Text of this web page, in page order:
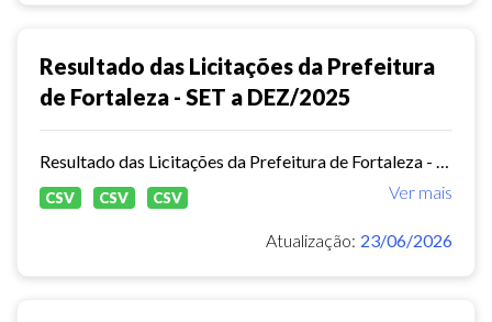
Resultado das Licitações da Prefeitura
de Fortaleza - SET a DEZ/2025
Ver mais
CSV CSV CSV
Atualização: 23/06/2026